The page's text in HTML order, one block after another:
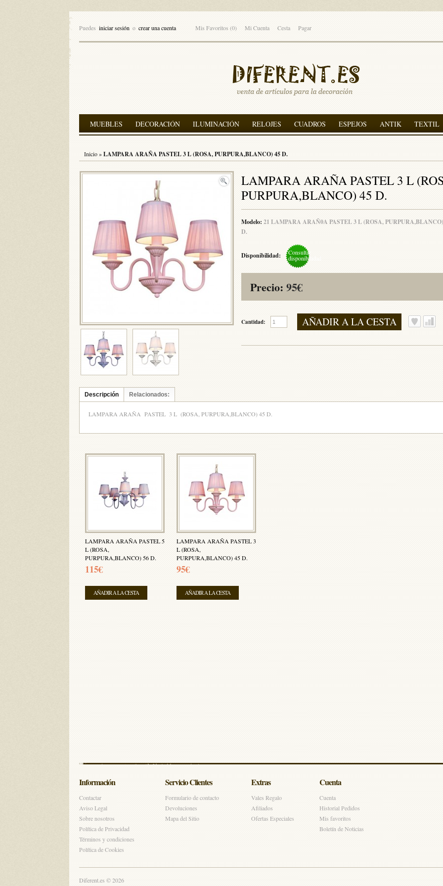
Puedes iniciar sesión o crear una cuenta Mis Favoritos (0) Mi Cuenta Cesta Pagar
MUEBLES DECORACIÓN ILUMINACIÓN RELOJES CUADROS ESPEJOS ANTIK TEXTIL
Inicio»LAMPARA ARAÑA PASTEL 3 L (ROSA, PURPURA,BLANCO) 45 D.
LAMPARA ARAÑA PASTEL 3 L
PURPURA,BLANCO) 45 D.
Modelo: 21 LAMPARA ARAÑ0A PASTEL 3 L (ROSA,
D.
Disponibilidad: Consultar
disponibilidad
Precio: 95€
Cantidad: AÑADIR A LA CESTA
Descripción Relacionados:
LAMPARA ARAÑA PASTEL 3 L (ROSA, PURPURA,BLANCO) 45 D.
LAMPARA ARAÑA PASTEL 5
L (ROSA,
PURPURA,BLANCO) 56 D.
115€
AÑADIR A LA CESTA
LAMPARA ARAÑA PASTEL 3
L (ROSA,
PURPURA,BLANCO) 45 D.
95€
AÑADIR A LA CESTA
Información
Contactar
Aviso Legal
Sobre nosotros
Política de Privacidad
Términos y condiciones
Política de Cookies
Servicio Clientes
Formulario de contacto
Devoluciones
Mapa del Sitio
Extras
Vales Regalo
Afiliados
Ofertas Especiales
Cuenta
Cuenta
Historial Pedidos
Mis favoritos
Boletín de Noticias
Diferent.es © 2026